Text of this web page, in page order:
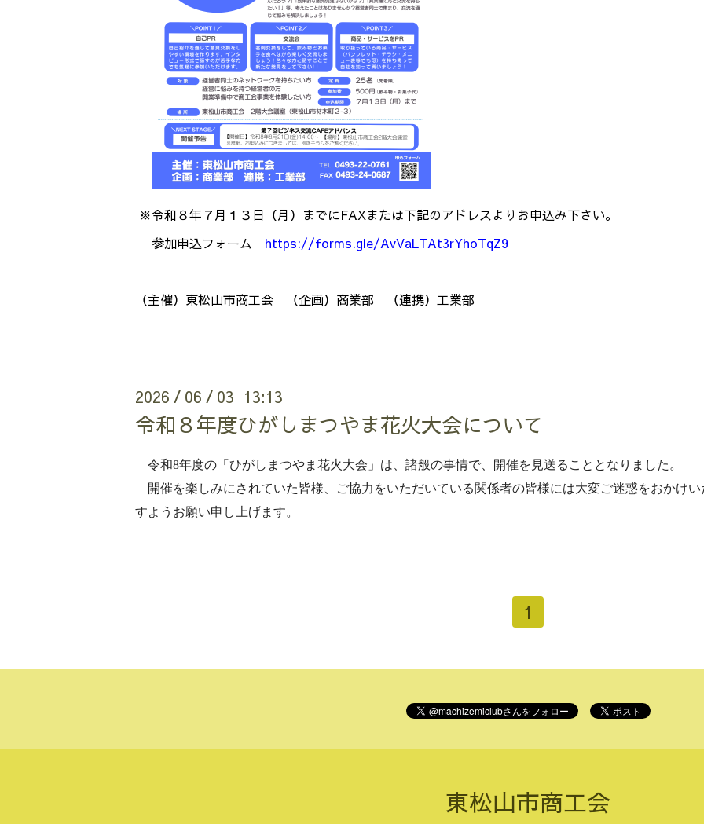
※令和８年７月１３日（月）までにFAXまたは下記のアドレスよりお申込み下さい。
参加申込フォーム
https://forms.gle/AvVaLTAt3rYhoTqZ9
（主催）東松山市商工会 （企画）商業部 （連携）工業部
2026 / 06 / 03 13:13
令和８年度ひがしまつやま花火大会について
令和8年度の「ひがしまつやま花火大会」は、諸般の事情で、開催を見送ることとなりました。
開催を楽しみにされていた皆様、ご協力をいただいている関係者の皆様には大変ご迷惑をおかけ
すようお願い申し上げます。
1
東松山市商工会